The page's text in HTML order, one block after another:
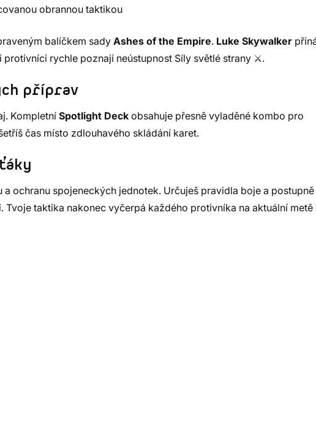
obrannou taktikou
balíčkem sady Ashes of the Empire. Luke Skywalker
protivníci rychle poznají neústupnost Síly světlé strany ⚔️.
příprav
Kompletní Spotlight Deck obsahuje přesně vyladěné kombo pro
čas místo zdlouhavého skládání karet.
a ochranu spojeneckých jednotek. Určuješ pravidla boje a postupně
Tvoje taktika nakonec vyčerpá každého protivníka na aktuální